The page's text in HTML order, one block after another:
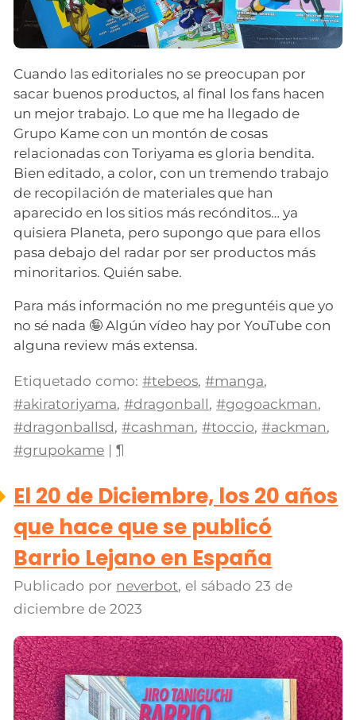
Cuando las editoriales no se preocupan por
sacar buenos productos, al final los fans hacen
un mejor trabajo. Lo que me ha llegado de
Grupo Kame con un montón de cosas
relacionadas con Toriyama es gloria bendita.
Bien editado, a color, con un tremendo trabajo
de recopilación de materiales que han
aparecido en los sitios más recónditos… ya
quisiera Planeta, pero supongo que para ellos
pasa debajo del radar por ser productos más
minoritarios. Quién sabe.
Para más información no me preguntéis que yo
no sé nada 🤪 Algún vídeo hay por YouTube con
alguna review más extensa.
Etiquetado como: #tebeos,#manga,
#akiratoriyama,#dragonball,#gogoackman,
#dragonballsd,#cashman,#toccio,#ackman,
#grupokame |¶
El 20 de Diciembre, los 20 años
que hace que se publicó
Barrio Lejano en España
Publicado por neverbot, elsábado 23 de
diciembre de 2023